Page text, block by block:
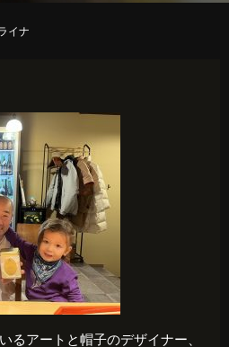
イナ
るアートと帽子のデザイナー、